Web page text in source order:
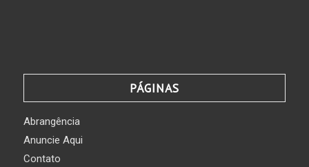
PÁGINAS
Abrangência
Anuncie Aqui
Contato